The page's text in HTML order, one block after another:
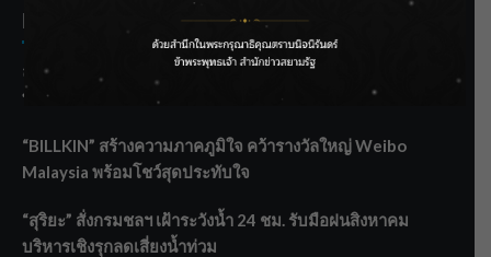
Recent Posts
ลุยไม่หยุด!! กรมชลฯ เร่งเคลียร์ผักตบชวา-ติดตั้งเครื่องสูบน้ำ
ทั่วไทย
“BILLKIN” สร้างความภาคภูมิใจ คว้ารางวัลใหญ่ Weibo
Malaysia พร้อมโชว์สุดประทับใจ
“สุริยะ” สั่งกรมชลฯ เฝ้าระวังน้ำ 24 ชม. รับมือฝนสิงหาคม
บริหารเชิงรุกลดเสี่ยงน้ำท่วม